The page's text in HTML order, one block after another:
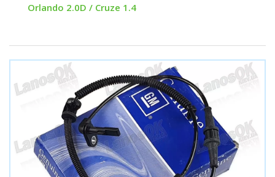
Orlando 2.0D / Cruze 1.4